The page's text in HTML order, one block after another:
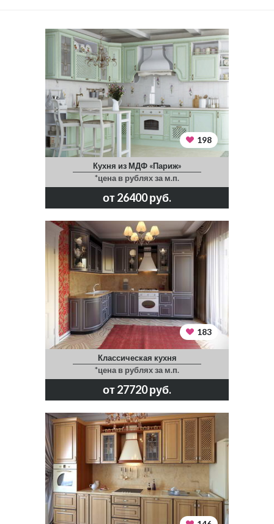
198
Кухня из МДФ «Париж»
*цена в рублях за м.п.
от 26400 руб.
183
Классическая кухня
*цена в рублях за м.п.
от 27720 руб.